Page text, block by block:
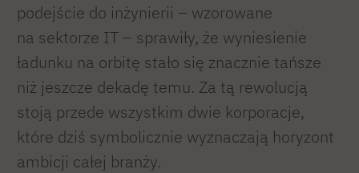
podejście do inżynierii – wzorowane
na sektorze IT – sprawiły, że wyniesienie
ładunku na orbitę stało się znacznie tańsze
niż jeszcze dekadę temu. Za tą rewolucją
stoją przede wszystkim dwie korporacje,
które dziś symbolicznie wyznaczają horyzont
ambicji całej branży.